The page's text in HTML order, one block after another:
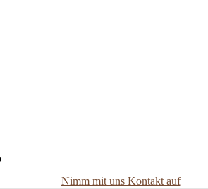
Nimm mit uns Kontakt auf